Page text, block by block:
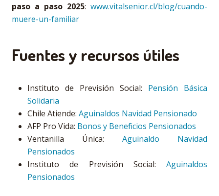
paso a paso 2025: www.vitalsenior.cl/blog/cuando-
muere-un-familiar
Fuentes y recursos útiles
Instituto de Previsión Social: Pensión Básica
Solidaria
Chile Atiende: Aguinaldos Navidad Pensionado
AFP Pro Vida: Bonos y Beneficios Pensionados
Ventanilla Única: Aguinaldo Navidad
Pensionados
Instituto de Previsión Social: Aguinaldos
Pensionados